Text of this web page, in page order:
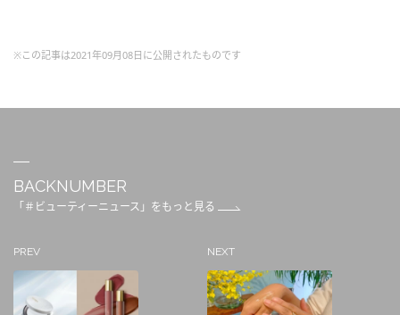
※この記事は2021年09月08日に公開されたものです
BACKNUMBER
「＃ビューティーニュース」をもっと見る
PREV NEXT